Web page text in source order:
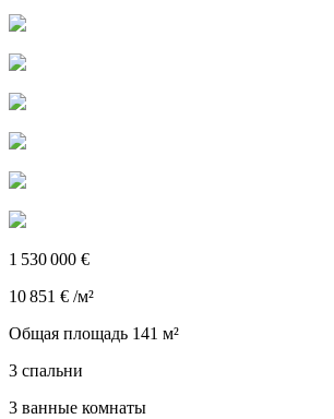
1 530 000 €
10 851 € /м²
Общая площадь 141 м²
3 спальни
3 ванные комнаты